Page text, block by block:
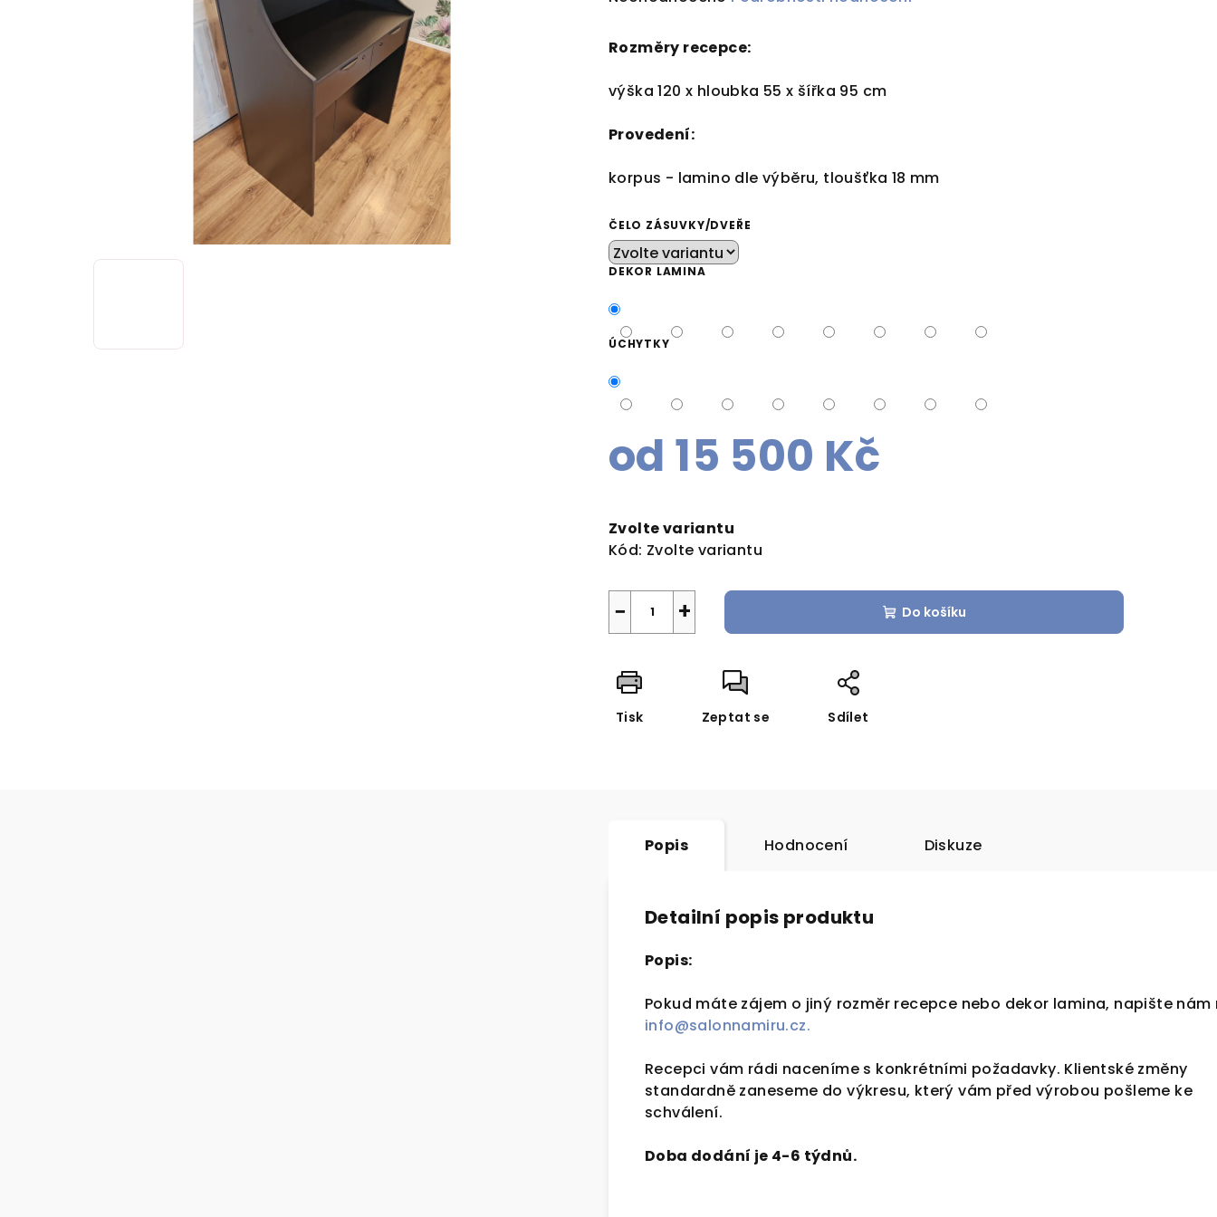
produktu
0,0
5
Rozměry recepce:
výška 120 x hloubka 55 x šířka 95 cm
Provedení:
korpus - lamino dle výběru, tloušťka 18 mm
ČELO ZÁSUVKY/DVEŘE
DEKOR LAMINA
ÚCHYTKY
od 15 500 Kč
cena:
Zvolte variantu
Kód: Zvolte variantu
+
− Do košíku
Tisk Zeptat se Sdílet
Popis Hodnocení Diskuze
Detailní popis produktu
Popis:
Pokud máte zájem o jiný rozměr recepce nebo dekor lamina, napište nám
info@salonnamiru.cz.
Recepci vám rádi naceníme s konkrétními požadavky. Klientské změny
standardně zaneseme do výkresu, který vám před výrobou pošleme ke
schválení.
Doba dodání je 4-6 týdnů.